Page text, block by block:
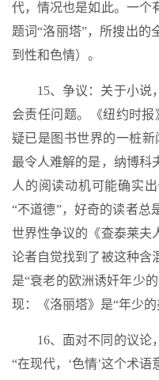
代，情况也是如此。一个
题词“洛丽塔”，所搜出的
到性和色情）。
15、争议：关于小说
会责任问题。《纽约时
疑已是图书世界的一桩
最令人难解的是，纳博科
人的阅读动机可能确实
“不道德”，好奇的读者总
世界性争议的《查泰莱夫
论者自觉找到了被这种含
是“衰老的欧洲诱奸年少
现：《洛丽塔》是“年少
16、面对不同的议论
“在现代，‘色情’这个术